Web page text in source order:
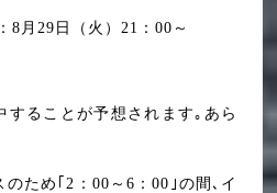
8月29日（火）21：00～
ることが予想されます｡あら
ため｢2：00～6：00｣の間､イ